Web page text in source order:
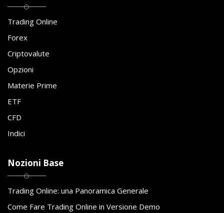
Trading Online
Forex
Criptovalute
Opzioni
Materie Prime
ETF
CFD
Indici
Nozioni Base
Trading Online: una Panoramica Generale
Come Fare Trading Online in Versione Demo